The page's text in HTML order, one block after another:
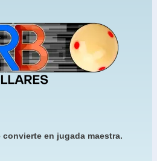
en jugada maestra.